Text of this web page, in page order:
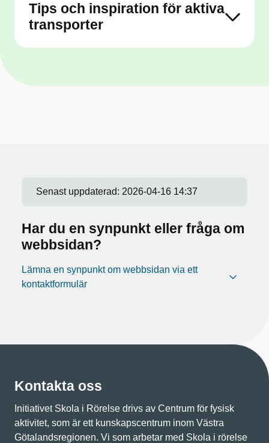
Tips och inspiration för aktiva
transporter
Senast uppdaterad: 2026-04-16 14:37
Har du en synpunkt eller fråga om
webbsidan?
Lämna en synpunkt om webbsidan via ett
kontaktformulär
Kontakta oss
Initiativet Skola i Rörelse drivs av Centrum för fysisk
aktivitet, som är ett kunskapscentrum inom Västra
Götalandsregionen. Vi som arbetar med Skola i rörelse